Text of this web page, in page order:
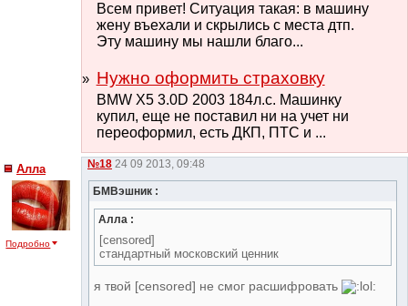
Всем привет! Ситуация такая: в машину
жену въехали и скрылись с места дтп.
Эту машину мы нашли благо...
Нужно оформить страховку
BMW X5 3.0D 2003 184л.с. Машинку
купил, еще не поставил ни на учет ни
переоформил, есть ДКП, ПТС и ...
Алла
Подробно
№18 24 09 2013, 09:48
БМВэшник :
Алла :
[censored]
стандартный московский ценник
я твой [censored] не смог расшифровать